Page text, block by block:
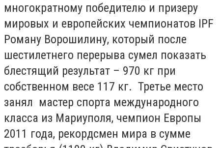
многократному победителю и призеру
мировых и европейских чемпионатов IPF
Роману Ворошилину, который после
шестилетнего перерыва сумел показать
блестящий результат – 970 кг при
собственном весе 117 кг. Третье место
занял мастер спорта международного
класса из Мариуполя, чемпион Европы
2011 года, рекордсмен мира в сумме